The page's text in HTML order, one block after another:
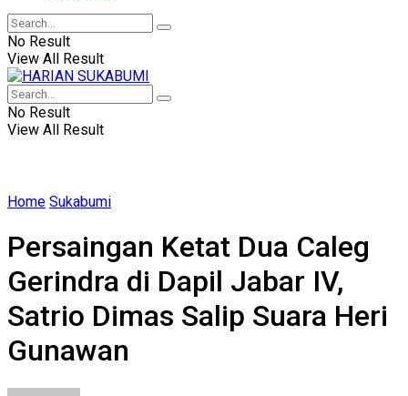
No Result
View All Result
No Result
View All Result
Home Sukabumi
Persaingan Ketat Dua Caleg
Gerindra di Dapil Jabar IV,
Satrio Dimas Salip Suara Heri
Gunawan